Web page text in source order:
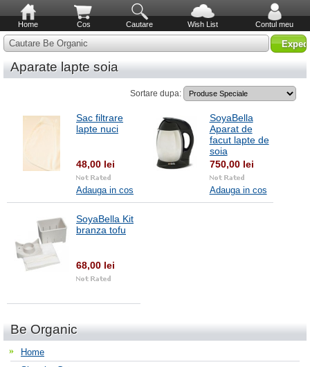
Home Cos Cautare Wish List Contul meu
Cautare Be Organic
Aparate lapte soia
Sortare dupa:
Sac filtrare
lapte nuci
48,00 lei
Adauga in cos
SoyaBella
Aparat de
facut lapte de
soia
750,00 lei
Adauga in cos
SoyaBella Kit
branza tofu
68,00 lei
Be Organic
Home